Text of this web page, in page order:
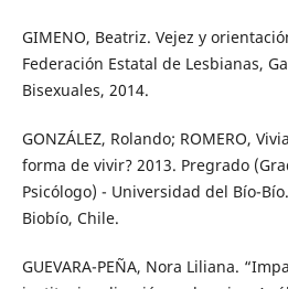
GIMENO, Beatriz. Vejez y
Federación Estatal de Lesbianas,
Bisexuales, 2014.
GONZÁLEZ, Rolando; ROMERO,
forma de vivir? 2013. Pregrado
Psicólogo) - Universidad del Bío-
Biobío, Chile.
GUEVARA-PEÑA, Nora Liliana.